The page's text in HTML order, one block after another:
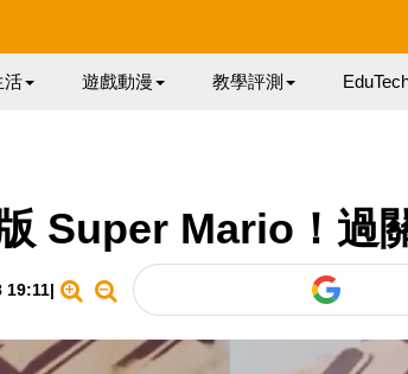
活 遊戲動漫 教學評測
Super Mario！過
19:11|